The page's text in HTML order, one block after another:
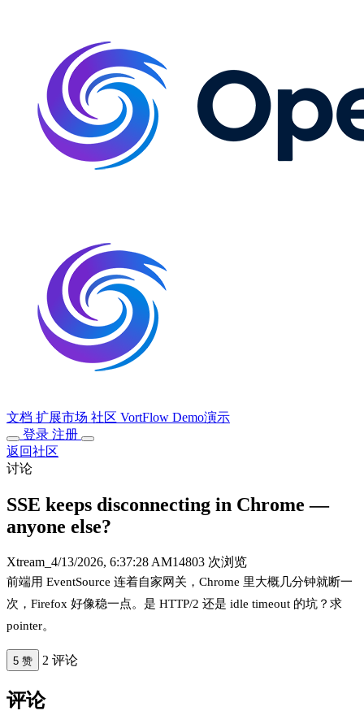
文档 扩展市场 社区 VortFlow Demo演示
登录 注册
返回社区
讨论
SSE keeps disconnecting in Chrome —
anyone else?
Xtream_ 4/13/2026, 6:37:28 AM14803 次浏览
前端用 EventSource 连着自家网关，Chrome 里大概几分钟就断一
次，Firefox 好像稳一点。是 HTTP/2 还是 idle timeout 的坑？求
pointer。
5 赞 2 评论
评论